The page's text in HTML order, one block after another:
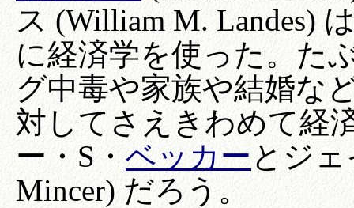
ス (William M. Landes)
に経済学を使った。た
グ中毒や家族や結婚な
対してさえきわめて経
ー・S・ベッカーとジ
Mincer) だろう。